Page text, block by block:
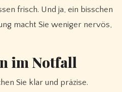
frisch. Und ja, ein bisschen
macht Sie weniger nervös,
im Notfall
Sie klar und präzise.